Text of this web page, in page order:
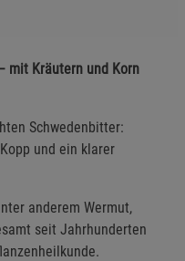
mit Kräutern und Korn
Schwedenbitter:
und ein klarer
anderem Wermut,
seit Jahrhunderten